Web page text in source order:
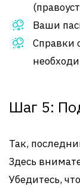
Ваши
Справки
Шаг 5:
Так,
Здесь
Убедитесь,